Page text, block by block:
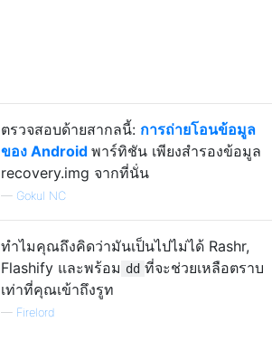
ตรวจสอบด้ายสากลนี้: การถ่ายโอนข้อมูล
ของ Android พาร์ทิชัน เพียงสำรองข้อมูล
recovery.img จากที่นั่น
— Gokul NC
ทำไมคุณถึงคิดว่ามันเป็นไปไม่ได้ Rashr,
Flashify และพร้อม dd ที่จะช่วยเหลือตราบ
เท่าที่คุณเข้าถึงรูท
— Firelord